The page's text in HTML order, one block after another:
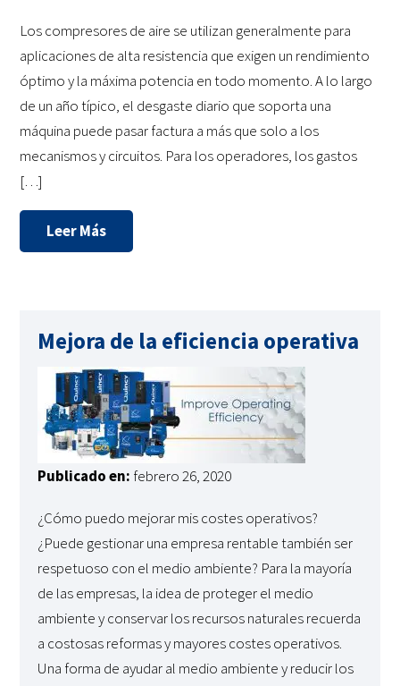
Los compresores de aire se utilizan generalmente para
aplicaciones de alta resistencia que exigen un rendimiento
óptimo y la máxima potencia en todo momento. A lo largo
de un año típico, el desgaste diario que soporta una
máquina puede pasar factura a más que solo a los
mecanismos y circuitos. Para los operadores, los gastos
[…]
Leer Más
Mejora de la eficiencia operativa
Publicado en: febrero 26, 2020
¿Cómo puedo mejorar mis costes operativos?
¿Puede gestionar una empresa rentable también ser
respetuoso con el medio ambiente? Para la mayoría
de las empresas, la idea de proteger el medio
ambiente y conservar los recursos naturales recuerda
a costosas reformas y mayores costes operativos.
Una forma de ayudar al medio ambiente y reducir los